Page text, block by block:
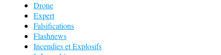
Drone
Expert
Falsifications
Flashnews
Incendies et Explosifs